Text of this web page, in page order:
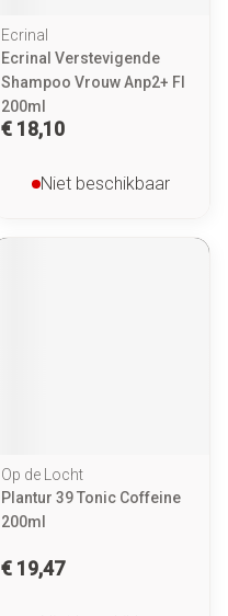
Ecrinal
Ecrinal Verstevigende
Shampoo Vrouw Anp2+ Fl
200ml
€ 18,10
Niet beschikbaar
Op de Locht
Plantur 39 Tonic Coffeine
200ml
€ 19,47